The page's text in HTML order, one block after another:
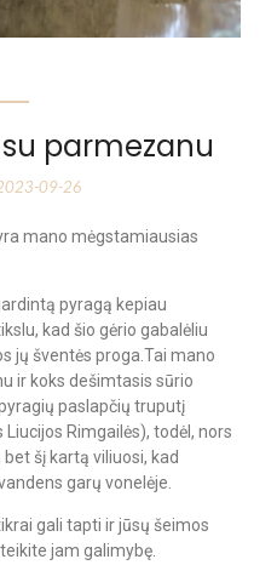
parmezanu
09-26
mano mėgstamiausias
pyragą kepiau
kad šio gėrio gabalėliu
jų šventės proga.Tai mano
ir koks dešimtasis sūrio
paslapčių truputį
Rimgailės), todėl, nors
šį kartą viliuosi, kad
garų vonelėje.
gali tapti ir jūsų šeimos
jam galimybę.